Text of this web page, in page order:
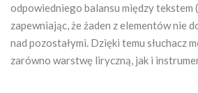
odpowiedniego balansu między tekstem
zapewniając, że żaden z elementów nie
nad pozostałymi. Dzięki temu słuchacz
zarówno warstwę liryczną, jak i